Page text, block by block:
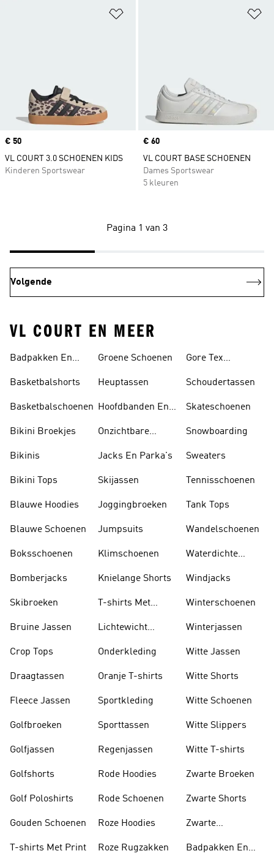
Price
€ 50
VL COURT 3.0 SCHOENEN KIDS
Kinderen Sportswear
Price
€ 60
VL COURT BASE SCHOENEN
Dames Sportswear
5 kleuren
Pagina 1 van 3
Volgende
VL COURT EN MEER
Badpakken En
Basketbalshorts
Basketbalschoenen
Bikini Broekjes
Bikinis
Bikini Tops
Blauwe Hoodies
Blauwe Schoenen
Boksschoenen
Bomberjacks
Skibroeken
Bruine Jassen
Crop Tops
Draagtassen
Fleece Jassen
Golfbroeken
Golfjassen
Golfshorts
Golf Poloshirts
Gouden Schoenen
T-shirts Met Print
Groene Schoenen
Heuptassen
Hoofdbanden En
Onzichtbare
Jacks En Parka's
Skijassen
Joggingbroeken
Jumpsuits
Klimschoenen
Knielange Shorts
T-shirts Met
Lichtewicht
Onderkleding
Oranje T-shirts
Sportkleding
Sporttassen
Regenjassen
Rode Hoodies
Rode Schoenen
Roze Hoodies
Roze Rugzakken
Gore Tex
Schoudertassen
Skateschoenen
Snowboarding
Sweaters
Tennisschoenen
Tank Tops
Wandelschoenen
Waterdichte
Windjacks
Winterschoenen
Winterjassen
Witte Jassen
Witte Shorts
Witte Schoenen
Witte Slippers
Witte T-shirts
Zwarte Broeken
Zwarte Shorts
Zwarte
Badpakken En